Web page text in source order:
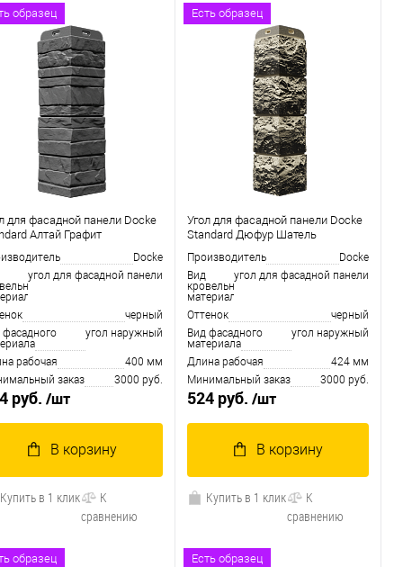
образец
для фасадной панели Docke
Алтай Графит
Docke
угол для фасадной панели
черный
фасадного
угол наружный
рабочая
400 мм
заказ
3000 руб.
руб. /шт
В корзину
Купить в 1 клик
К
сравнению
В избранное
Есть образец
Угол для фасадной панели Docke
Standard Дюфур Шатель
Производитель
Docke
Вид
кровельного
материала
угол для фасадной панели
Оттенок
черный
Вид фасадного
материала
угол наружный
Длина рабочая
424 мм
Минимальный заказ
3000 руб.
524 руб. /шт
В корзину
Купить в 1 клик
К
сравнению
В избранное
образец Есть образец